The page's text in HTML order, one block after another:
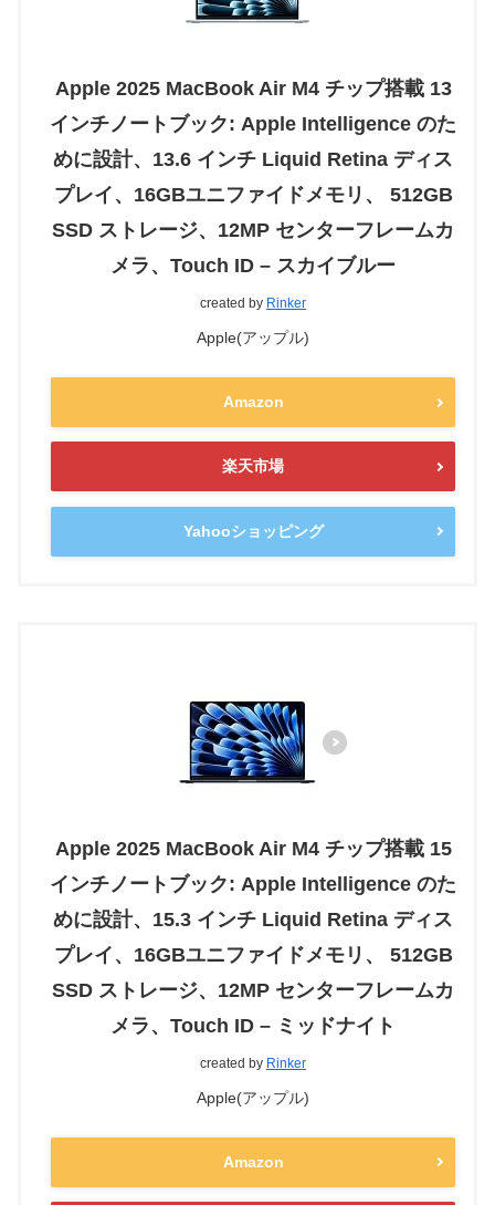
Apple 2025 MacBook Air M4 チップ搭載 13
インチノートブック: Apple Intelligence のた
めに設計、13.6 インチ Liquid Retina ディス
プレイ、16GBユニファイドメモリ、 512GB
SSD ストレージ、12MP センターフレームカ
メラ、Touch ID – スカイブルー
created by Rinker
Apple(アップル)
Amazon
楽天市場
Yahooショッピング
Apple 2025 MacBook Air M4 チップ搭載 15
インチノートブック: Apple Intelligence のた
めに設計、15.3 インチ Liquid Retina ディス
プレイ、16GBユニファイドメモリ、 512GB
SSD ストレージ、12MP センターフレームカ
メラ、Touch ID – ミッドナイト
created by Rinker
Apple(アップル)
Amazon